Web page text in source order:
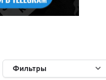
Фильтры